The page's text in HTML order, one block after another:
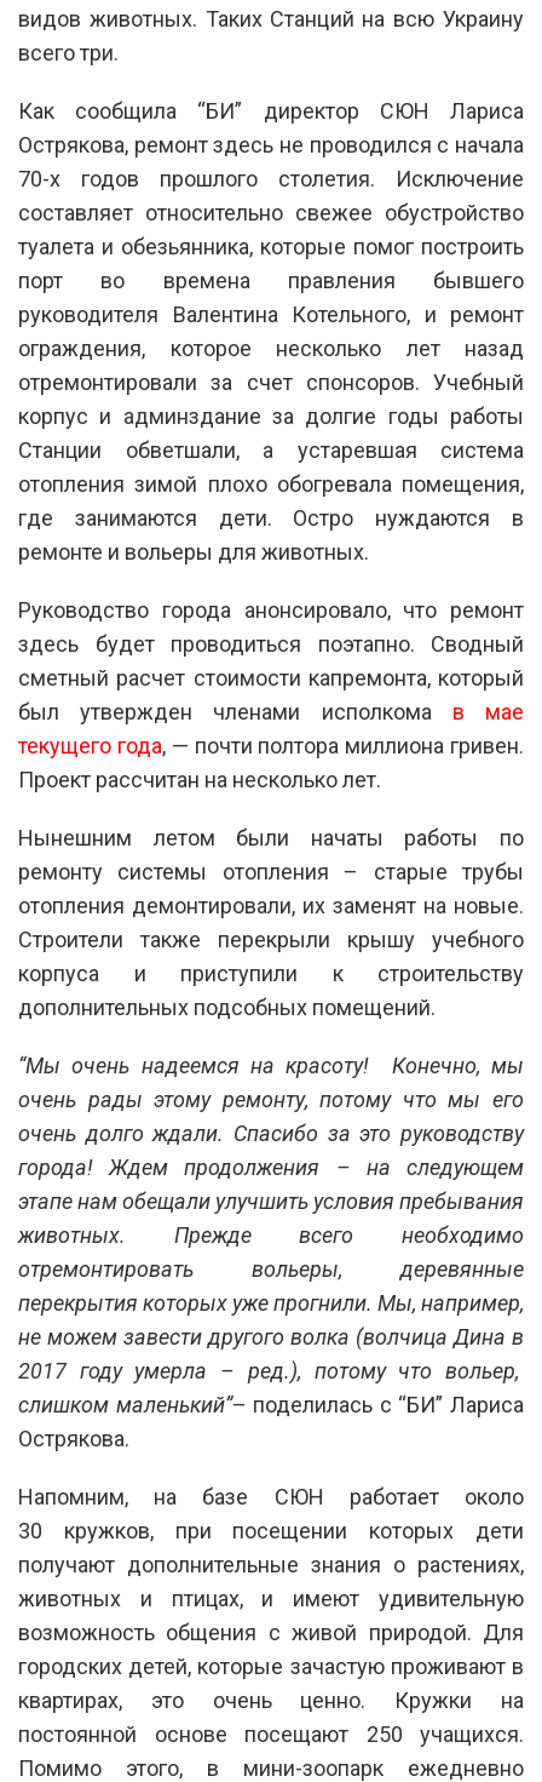
видов животных. Таких Станций на всю Украину
всего три.
Как сообщила “БИ” директор СЮН Лариса
Острякова, ремонт здесь не проводился с начала
70-х годов прошлого столетия. Исключение
составляет относительно свежее обустройство
туалета и обезьянника, которые помог построить
порт во времена правления бывшего
руководителя Валентина Котельного, и ремонт
ограждения, которое несколько лет назад
отремонтировали за счет спонсоров. Учебный
корпус и админздание за долгие годы работы
Станции обветшали, а устаревшая система
отопления зимой плохо обогревала помещения,
где занимаются дети. Остро нуждаются в
ремонте и вольеры для животных.
Руководство города анонсировало, что ремонт
здесь будет проводиться поэтапно. Сводный
сметный расчет стоимости капремонта, который
был утвержден членами исполкома в мае
текущего года, — почти полтора миллиона гривен.
Проект рассчитан на несколько лет.
Нынешним летом были начаты работы по
ремонту системы отопления – старые трубы
отопления демонтировали, их заменят на новые.
Строители также перекрыли крышу учебного
корпуса и приступили к строительству
дополнительных подсобных помещений.
“Мы очень надеемся на красоту! Конечно, мы
очень рады этому ремонту, потому что мы его
очень долго ждали. Спасибо за это руководству
города! Ждем продолжения – на следующем
этапе нам обещали улучшить условия пребывания
животных. Прежде всего необходимо
отремонтировать вольеры, деревянные
перекрытия которых уже прогнили. Мы, например,
не можем завести другого волка (волчица Дина в
2017 году умерла – ред.), потому что вольер,
слишком маленький”– поделилась с “БИ” Лариса
Острякова.
Напомним, на базе СЮН работает около
30 кружков, при посещении которых дети
получают дополнительные знания о растениях,
животных и птицах, и имеют удивительную
возможность общения с живой природой. Для
городских детей, которые зачастую проживают в
квартирах, это очень ценно. Кружки на
постоянной основе посещают 250 учащихся.
Помимо этого, в мини-зоопарк ежедневно